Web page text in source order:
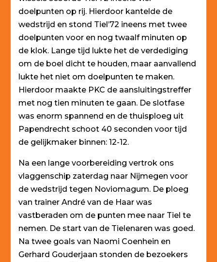
doelpunten op rij. Hierdoor kantelde de
wedstrijd en stond Tiel’72 ineens met twee
doelpunten voor en nog twaalf minuten op
de klok. Lange tijd lukte het de verdediging
om de boel dicht te houden, maar aanvallend
lukte het niet om doelpunten te maken.
Hierdoor maakte PKC de aansluitingstreffer
met nog tien minuten te gaan. De slotfase
was enorm spannend en de thuisploeg uit
Papendrecht schoot 40 seconden voor tijd
de gelijkmaker binnen: 12-12.
Na een lange voorbereiding vertrok ons
vlaggenschip zaterdag naar Nijmegen voor
de wedstrijd tegen Noviomagum. De ploeg
van trainer André van de Haar was
vastberaden om de punten mee naar Tiel te
nemen. De start van de Tielenaren was goed.
Na twee goals van Naomi Coenhein en
Gerhard Gouderjaan stonden de bezoekers